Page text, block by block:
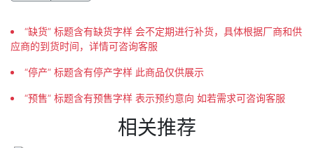
“缺货” 标题含有缺货字样 会不定期进行补货，具体根据厂商和供
应商的到货时间，详情可咨询客服
“停产” 标题含有停产字样 此商品仅供展示
“预售” 标题含有预售字样 表示预约意向 如若需求可咨询客服
相关推荐